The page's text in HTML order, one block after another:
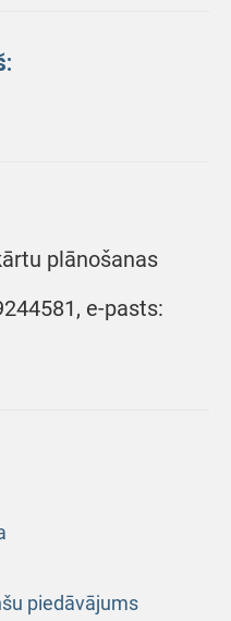
plānošanas
e-pasts:
piedāvājums